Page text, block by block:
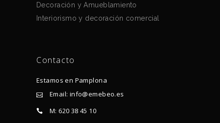
Decoración y Amueblamiento
Interiorismo y decoración comercial
Contacto
Estamos en Pamplona
Email: info@emebeo.es
M: 620 38 45 10